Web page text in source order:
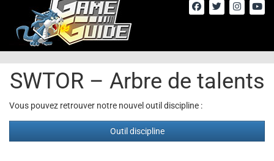
SWTOR – Arbre de talents
Vous pouvez retrouver notre nouvel outil discipline :
Outil discipline